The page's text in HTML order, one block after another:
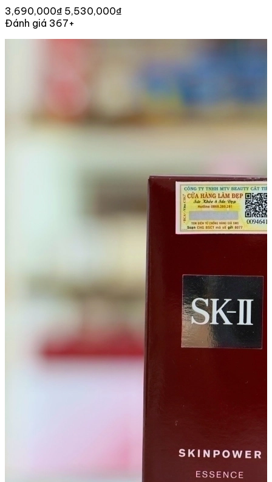
3,690,000₫ 5,530,000₫
Đánh giá 367+